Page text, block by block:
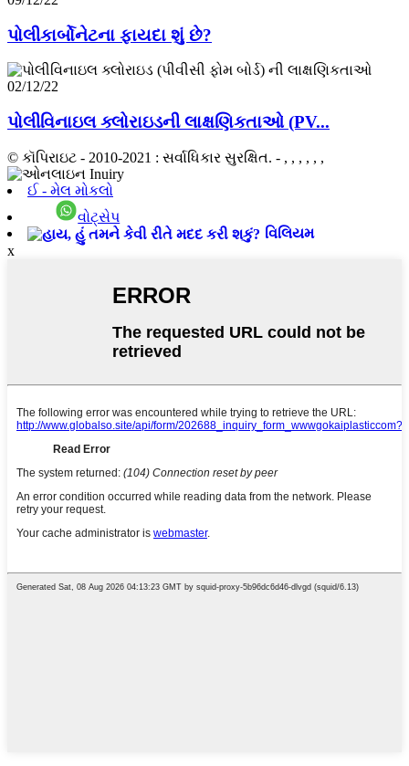
પોલીકાર્બોનેટના ફાયદા શું છે?
02/12/22
પોલીવિનાઇલ ક્લોરાઇડની લાક્ષણિકતાઓ (PV...
© કૉપિરાઇટ - 2010-2021 : સર્વાધિકાર સુરક્ષિત. - , , , , , ,
ઈ - મેલ મોકલો
વોટ્સેપ
વિલિયમ
x